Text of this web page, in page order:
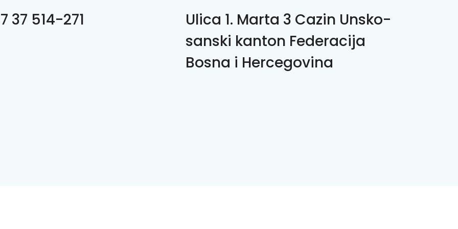
37 514-271
Ulica 1. Marta 3 Cazin Unsko-
sanski kanton Federacija
Bosna i Hercegovina